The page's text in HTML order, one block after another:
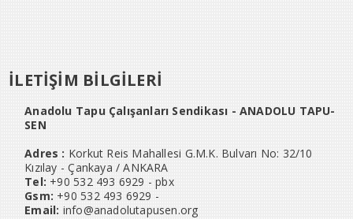
İLETİŞİM BİLGİLERİ
Anadolu Tapu Çalışanları Sendikası - ANADOLU TAPU-
SEN
Adres : Korkut Reis Mahallesi G.M.K. Bulvarı No: 32/10
Kızılay - Çankaya / ANKARA
Tel: +90 532 493 6929 - pbx
Gsm: +90 532 493 6929 -
Email: info@anadolutapusen.org